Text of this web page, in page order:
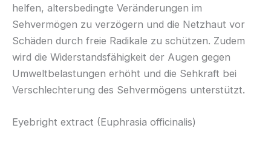
helfen, altersbedingte Veränderungen im
Sehvermögen zu verzögern und die Netzhaut vor
Schäden durch freie Radikale zu schützen. Zudem
wird die Widerstandsfähigkeit der Augen gegen
Umweltbelastungen erhöht und die Sehkraft bei
Verschlechterung des Sehvermögens unterstützt.
Eyebright extract (Euphrasia officinalis)